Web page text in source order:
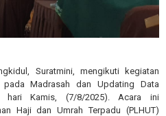
Suratmini, mengikuti kegiatan
pada Madrasah dan Updating Data
hari Kamis, (7/8/2025). Acara ini
Haji dan Umrah Terpadu (PLHUT)